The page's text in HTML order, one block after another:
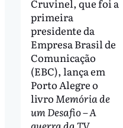
Cruvinel, que foi a
primeira
presidente da
Empresa Brasil de
Comunicação
(EBC), lança em
Porto Alegre o
livroMemória de
um Desafio – A